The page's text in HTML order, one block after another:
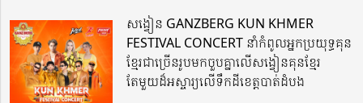
សង្វៀន GANZBERG KUN KHMER
FESTIVAL CONCERT នាំកំពូលអ្នកប្រយុទ្ធគុន
ខ្មែរជាច្រើនរូបមកចួបគ្នាលើសង្វៀនគុនខ្មែរ
តែមួយដ៏អស្ចារ្យលើទឹកដីខេត្តបាត់ដំបង